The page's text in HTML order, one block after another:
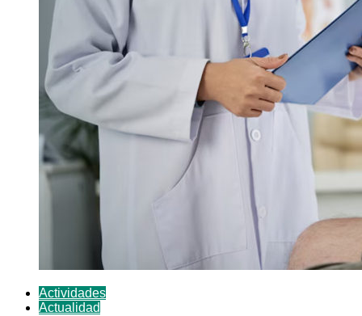
Actividades
Actualidad